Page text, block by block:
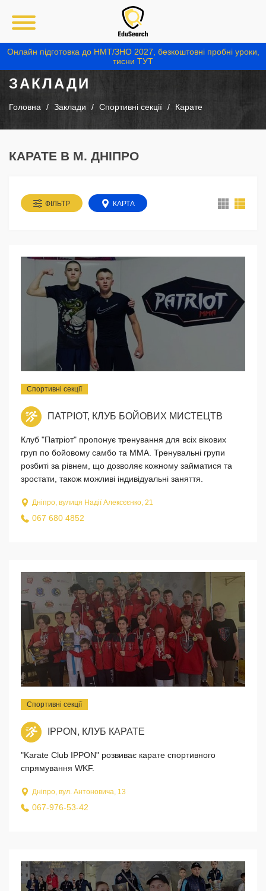
Онлайн підготовка до НМТ/ЗНО 2027, безкоштовні пробні уроки,
тисни ТУТ
ЗАКЛАДИ
Головна Заклади Спортивні секції Карате
КАРАТЕ В М. ДНІПРО
ФІЛЬТР КАРТА
Спортивні секції
ПАТРІОТ, КЛУБ БОЙОВИХ МИСТЕЦТВ
Клуб "Патріот" пропонує тренування для всіх вікових
груп по бойовому самбо та ММА. Тренувальні групи
розбиті за рівнем, що дозволяє кожному займатися та
зростати, також можливі індивідуальні заняття.
Дніпро, вулиця Надії Алексєєнко, 21
067 680 4852
Спортивні секції
IPPON, КЛУБ КАРАТЕ
"Karate Club IPPON" розвиває карате спортивного
спрямування WKF.
Дніпро, вул. Антоновича, 13
067-976-53-42